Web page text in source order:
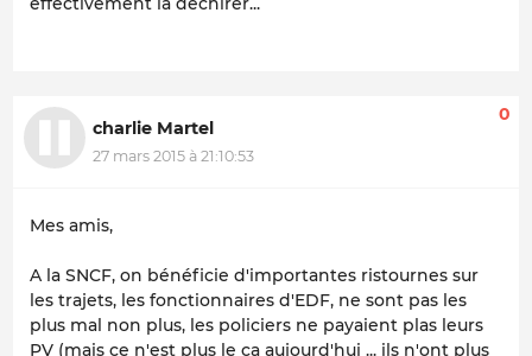
charlie Martel
27 mars 2015 à 21:10:53
0
Mes amis,
A la SNCF, on bénéficie d'importantes ristournes sur
les trajets, les fonctionnaires d'EDF, ne sont pas les
plus mal non plus, les policiers ne payaient plas leurs
PV (mais ce n'est plus le ca aujourd'hui ... ils n'ont plus